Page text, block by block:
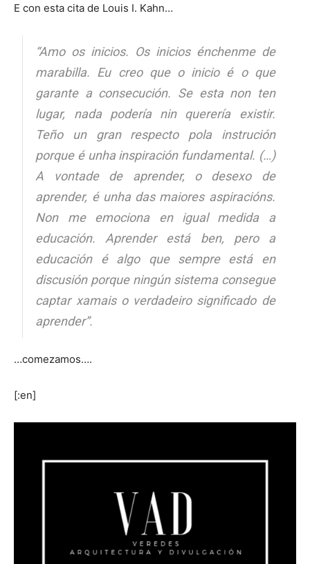
E con esta cita de Louis I. Kahn…
“Amo os inicios. Os inicios énchenme de
marabilla. Eu creo que o inicio é o que
garante a consecución. Se esta non ten
lugar, nada podería nin querería existir.
Teño un gran respecto pola instrución
porque é unha inspiración fundamental. (…)
A vontade de aprender, o desexo de
aprender, é unha das maiores aspiracións.
Non me emociona en igual medida a
educación. Aprender está ben, pero a
educación é algo que sempre está en
discusión porque ningún sistema consegue
captar xamais o verdadeiro significado de
aprender”.
…comezamos….
[:en]